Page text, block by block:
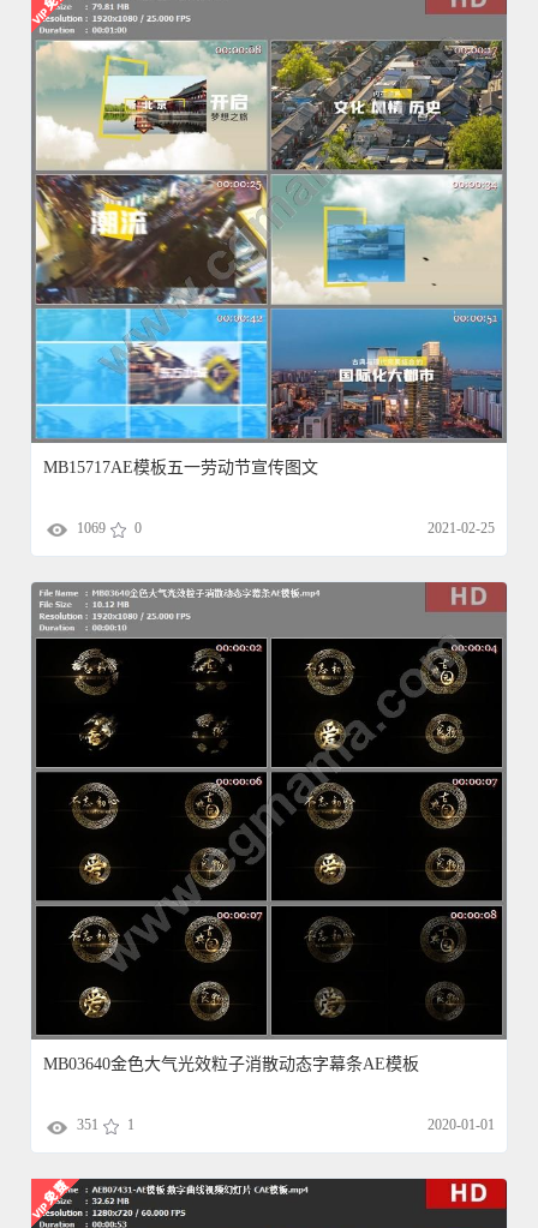
MB15717AE模板五一劳动节宣传图文
1069 0 2021-02-25
MB03640金色大气光效粒子消散动态字幕条AE模板
351 1 2020-01-01